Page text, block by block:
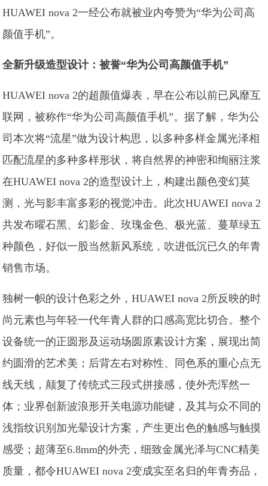
HUAWEI nova 2一经公布就被业内夸赞为“华为公司高
颜值手机”。
全新升级造型设计：被誉“华为公司高颜值手机”
HUAWEI nova 2的超颜值爆表，早在公布以前已风靡互
联网，被称作“华为公司高颜值手机”。据了解，华为公
司本次将“流星”做为设计构思，以多种多样金属光泽相
匹配流星的多种多样形状，将自然界的神密和绚丽注浆
在HUAWEI nova 2的造型设计上，构建出颜色变幻莫
测，光与影丰富多彩的视觉冲击。此次HUAWEI nova 2
共发布曜石黑、幻影金、玫瑰金色、极光蓝、蔓草绿五
种颜色，好似一股当然新风系统，吹进低沉已久的年青
销售市场。
独树一帜的设计色彩之外，HUAWEI nova 2所反映的时
尚元素也与年轻一代年青人群的口感高宽比切合。整个
设备统一的正圆形及运动场圆原素设计方案，展现出简
约圆滑的艺术美；后背左右对称性、同色系的重心点无
线天线，颠复了传统式三段式拼接感，使外壳浑然一
体；业界创新波浪形开关电源功能键，及其与众不同的
浅指纹识别加光晕设计方案，产生更出色的触感与触摸
感受；超薄至6.8mm的外壳，细致金属光泽与CNC精美
质量，都令HUAWEI nova 2变成实至名归的年青夯品，